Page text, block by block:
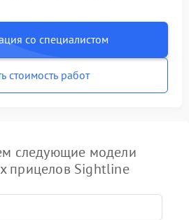
со специалистом
стоимость работ
следующие модели
прицелов Sightline